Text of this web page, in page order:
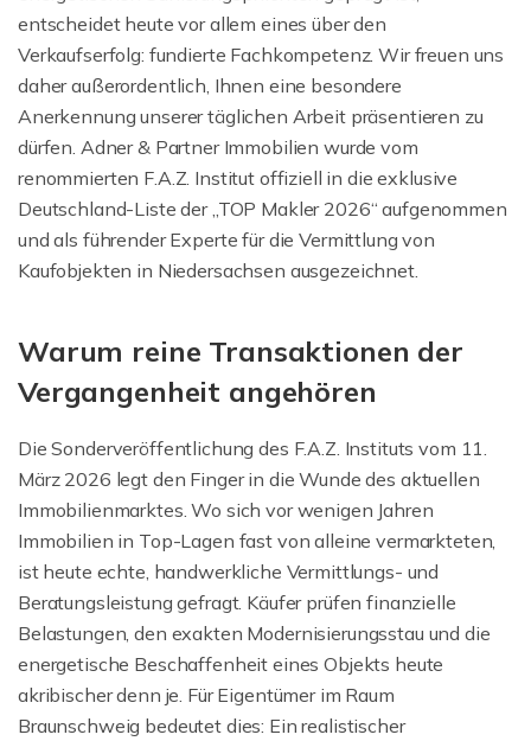
entscheidet heute vor allem eines über den
Verkaufserfolg: fundierte Fachkompetenz. Wir freuen uns
daher außerordentlich, Ihnen eine besondere
Anerkennung unserer täglichen Arbeit präsentieren zu
dürfen. Adner & Partner Immobilien wurde vom
renommierten F.A.Z. Institut offiziell in die exklusive
Deutschland-Liste der „TOP Makler 2026“ aufgenommen
und als führender Experte für die Vermittlung von
Kaufobjekten in Niedersachsen ausgezeichnet.
Warum reine Transaktionen der
Vergangenheit angehören
Die Sonderveröffentlichung des F.A.Z. Instituts vom 11.
März 2026 legt den Finger in die Wunde des aktuellen
Immobilienmarktes. Wo sich vor wenigen Jahren
Immobilien in Top-Lagen fast von alleine vermarkteten,
ist heute echte, handwerkliche Vermittlungs- und
Beratungsleistung gefragt. Käufer prüfen finanzielle
Belastungen, den exakten Modernisierungsstau und die
energetische Beschaffenheit eines Objekts heute
akribischer denn je. Für Eigentümer im Raum
Braunschweig bedeutet dies: Ein realistischer